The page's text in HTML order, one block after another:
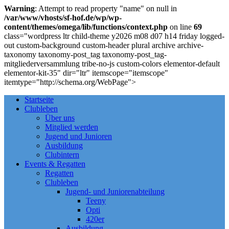
Warning: Attempt to read property "name" on null in
/var/www/vhosts/sf-hof.de/wp/wp-
content/themes/omega/lib/functions/context.php on line 69
class="wordpress ltr child-theme y2026 m08 d07 h14 friday logged-
out custom-background custom-header plural archive archive-
taxonomy taxonomy-post_tag taxonomy-post_tag-
mitgliederversammlung tribe-no-js custom-colors elementor-default
elementor-kit-35" dir="ltr" itemscope="itemscope"
itemtype="http://schema.org/WebPage">
Startseite
Clubleben
Über uns
Mitglied werden
Jugend und Junioren
Ausbildung
Clubintern
Events & Regatten
Regatten
Clubleben
Jugend- und Juniorenabteilung
Teeny
Opti
420er